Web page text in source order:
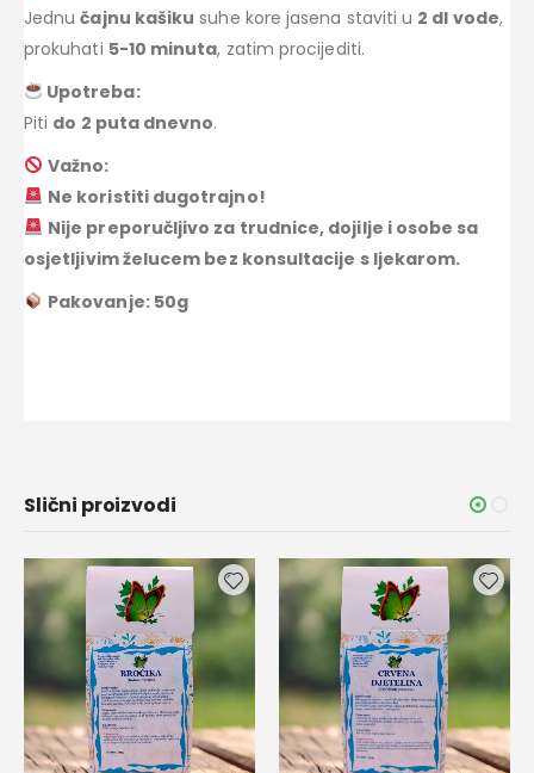
Jednučajnu kašiku suhe kore jasena staviti u 2 dl vode,
prokuhati 5-10 minuta, zatim procijediti.
Upotreba:
Piti do 2 puta dnevno.
Važno:
Ne koristiti dugotrajno!
Nije preporučljivo za trudnice, dojilje i osobe sa
osjetljivim želucem bez konsultacije s ljekarom.
Pakovanje: 50g
Slični proizvodi